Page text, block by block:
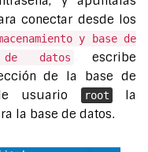
conectar desde los
y base de
datos escribe
de la base de
usuario
root la
la base de datos.